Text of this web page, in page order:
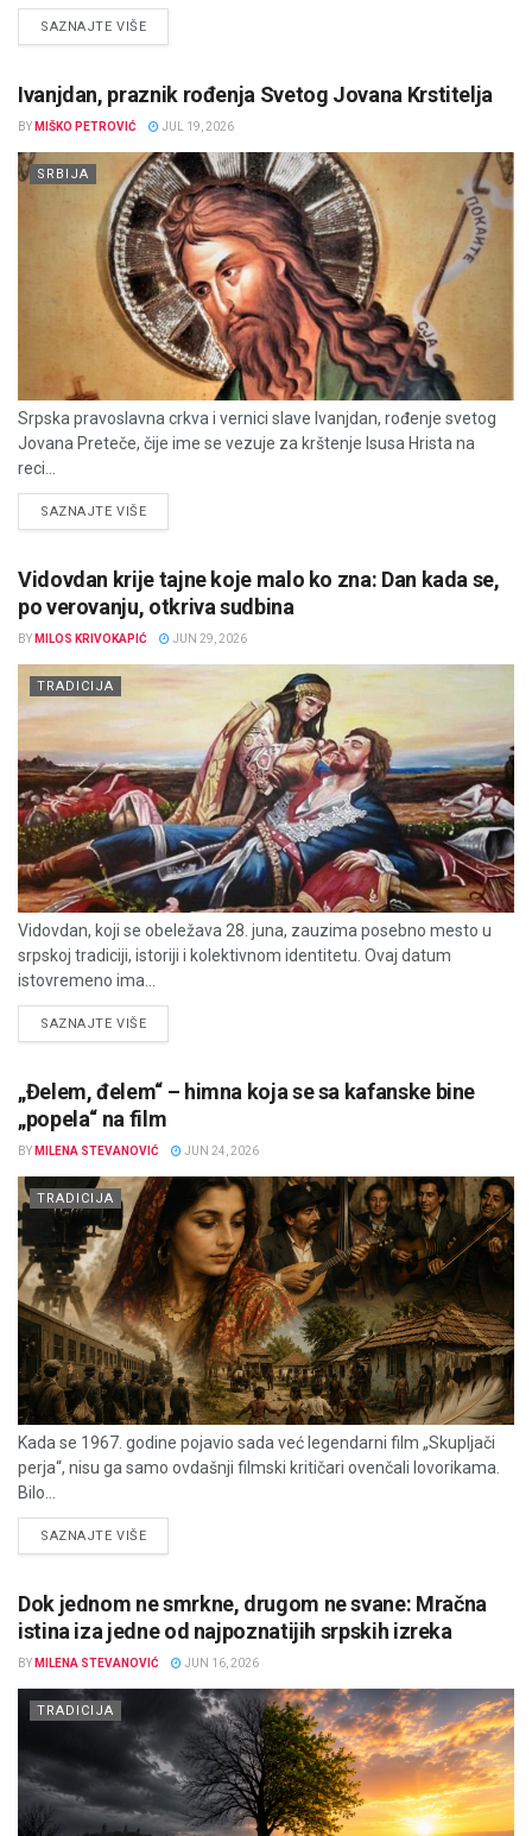
SAZNAJTE VIŠEDETAILS
Ivanjdan, praznik rođenja Svetog Jovana Krstitelja
BY MIŠKO PETROVIĆ JUL 19, 2026
SRBIJA
Srpska pravoslavna crkva i vernici slave Ivanjdan, rođenje svetog
Jovana Preteče, čije ime se vezuje za krštenje Isusa Hrista na
reci...
SAZNAJTE VIŠEDETAILS
Vidovdan krije tajne koje malo ko zna: Dan kada se,
po verovanju, otkriva sudbina
BY MILOS KRIVOKAPIĆ JUN 29, 2026
TRADICIJA
Vidovdan, koji se obeležava 28. juna, zauzima posebno mesto u
srpskoj tradiciji, istoriji i kolektivnom identitetu. Ovaj datum
istovremeno ima...
SAZNAJTE VIŠEDETAILS
„Đelem, đelem“ – himna koja se sa kafanske bine
„popela“ na film
BY MILENA STEVANOVIĆ JUN 24, 2026
TRADICIJA
Kada se 1967. godine pojavio sada već legendarni film „Skupljači
perja“, nisu ga samo ovdašnji filmski kritičari ovenčali lovorikama.
Bilo...
SAZNAJTE VIŠEDETAILS
Dok jednom ne smrkne, drugom ne svane: Mračna
istina iza jedne od najpoznatijih srpskih izreka
BY MILENA STEVANOVIĆ JUN 16, 2026
TRADICIJA